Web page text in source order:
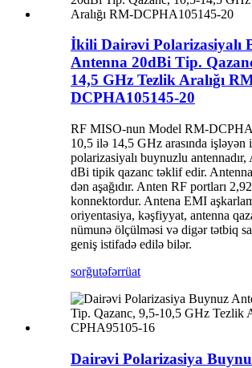
İkili Dairəvi Polarizasiyalı
Antenna 20dBi Tip.
14,5 GHz Tezlik Aralığı
DCPHA105145-20
RF MISO-nun Model RM-
10,5 ilə 14,5 GHz arasında
polarizasiyalı buynuzlu antennadır,
dBi tipik qazanc təklif edir.
dən aşağıdır. Anten RF portları
konnektordur. Antena EMI
oriyentasiya, kəşfiyyat, antenna
nümunə ölçülməsi və digər tətbiq
geniş istifadə edilə bilər.
sorğutəfərrüat
Dairəvi Polarizasiya